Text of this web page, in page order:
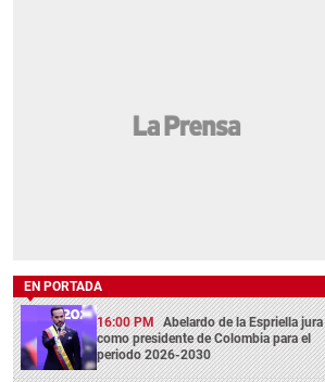
EN PORTADA
16:00 PM Abelardo de la Espriella jura
como presidente de Colombia para el
periodo 2026-2030